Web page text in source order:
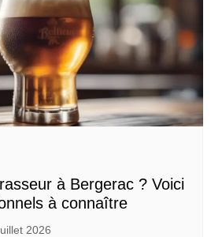
à Bergerac ? Voici
à connaître
2026